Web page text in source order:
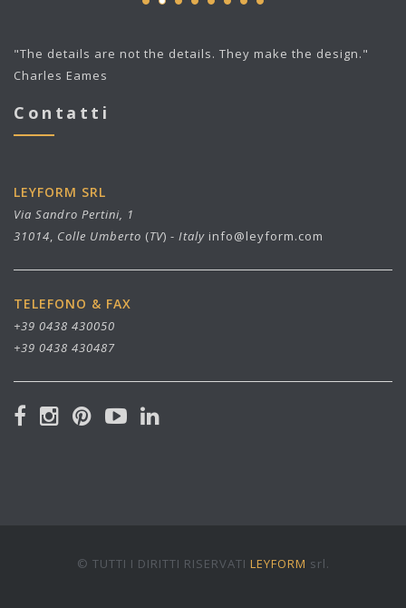
"The details are not the details. They make the design."
Charles Eames
Contatti
LEYFORM SRL
Via Sandro Pertini, 1
31014, Colle Umberto (TV) - Italy info@leyform.com
TELEFONO & FAX
+39 0438 430050
+39 0438 430487
© TUTTI I DIRITTI RISERVATI LEYFORM srl.